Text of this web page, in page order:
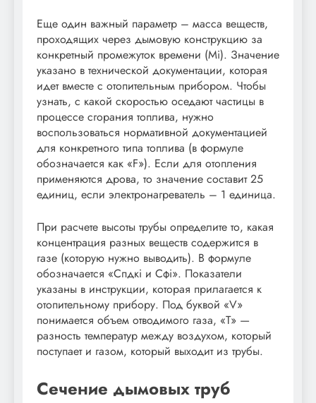
Еще один важный параметр – масса веществ,
проходящих через дымовую конструкцию за
конкретный промежуток времени (Mi). Значение
указано в технической документации, которая
идет вместе с отопительным прибором. Чтобы
узнать, с какой скоростью оседают частицы в
процессе сгорания топлива, нужно
воспользоваться нормативной документацией
для конкретного типа топлива (в формуле
обозначается как «F»). Если для отопления
применяются дрова, то значение составит 25
единиц, если электронагреватель – 1 единица.
При расчете высоты трубы определите то, какая
концентрация разных веществ содержится в
газе (которую нужно выводить). В формуле
обозначается «Спдкi и Сфi». Показатели
указаны в инструкции, которая прилагается к
отопительному прибору. Под буквой «V»
понимается объем отводимого газа, «T» —
разность температур между воздухом, который
поступает и газом, который выходит из трубы.
Сечение дымовых труб